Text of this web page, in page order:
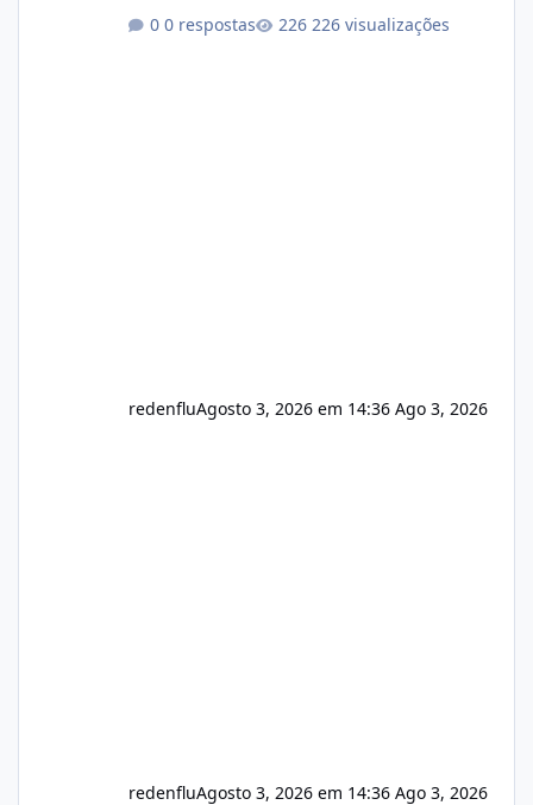
autorizado a usasr o isistem:
0 respostas 226 visualizações
redenfluAgosto 3, 2026 em 14:36 Ago 3, 2026
redenfluAgosto 3, 2026 em 14:36 Ago 3, 2026